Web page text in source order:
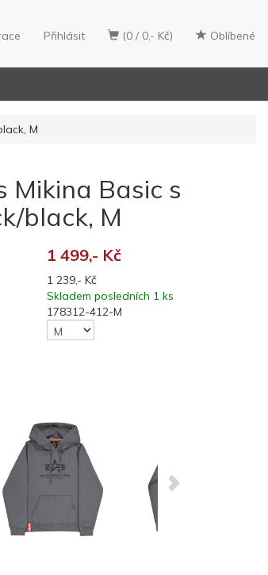
(0 / 0,- Kč) Oblíbené
Přihlásit
M
Mikina Basic s
black, M
1 499,- Kč
1 239,- Kč
Skladem posledních 1 ks
178312-412-M